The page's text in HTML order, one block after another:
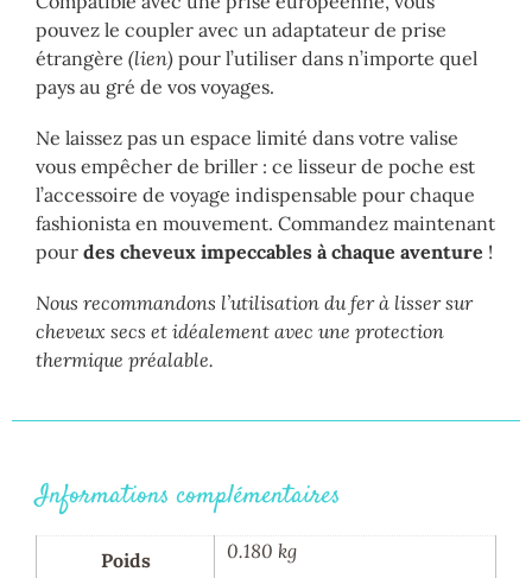
pouvez le coupler avec un adaptateur de prise
étrangère (lien) pour l’utiliser dans n’importe quel
pays au gré de vos voyages.
Ne laissez pas un espace limité dans votre valise
vous empêcher de briller : ce lisseur de poche est
l’accessoire de voyage indispensable pour chaque
fashionista en mouvement. Commandez maintenant
pour des cheveux impeccables à chaque aventure !
Nous recommandons l’utilisation du fer à lisser sur
cheveux secs et idéalement avec une protection
thermique préalable.
Informations complémentaires
Poids 0.180 kg